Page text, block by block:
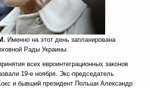
Именно на этот день запланирована
Рады Украины.
всех евроинтеграционных законов
19-е ноября. Экс-председатель
и бывший президент Польши Александр